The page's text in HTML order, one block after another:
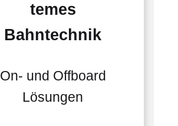
temes
Bahntechnik
On- und Offboard
Lösungen